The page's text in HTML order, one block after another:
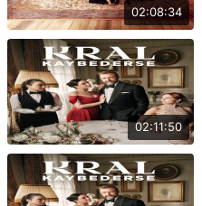
02:08:34
02:11:50